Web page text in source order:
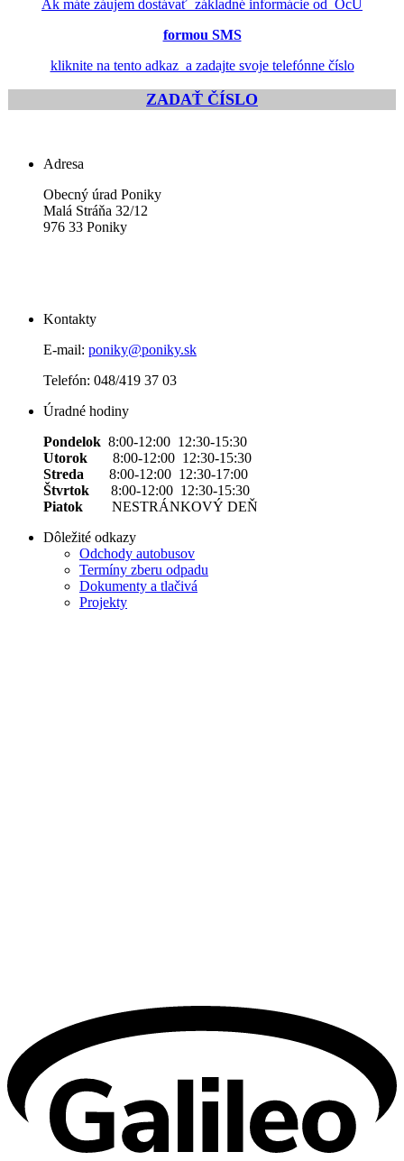
Ak máte záujem dostávať základné informácie od OcÚ
formou SMS
kliknite na tento adkaz a zadajte svoje telefónne číslo
ZADAŤ ČÍSLO
Adresa
Obecný úrad Poniky
Malá Stráňa 32/12
976 33 Poniky
Kontakty
E-mail: poniky@poniky.sk
Telefón: 048/419 37 03
Úradné hodiny
Pondelok 8:00-12:00 12:30-15:30
Utorok 8:00-12:00 12:30-15:30
Streda 8:00-12:00 12:30-17:00
Štvrtok
8:00-12:00 12:30-15:30
Piatok NESTRÁNKOVÝ DEŇ
Dôležité odkazy
Odchody autobusov
Termíny zberu odpadu
Dokumenty a tlačivá
Projekty